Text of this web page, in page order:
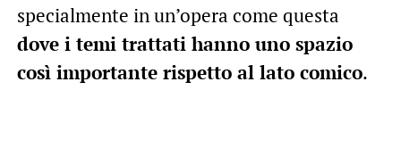
specialmente in un’opera come questa
dove i temi trattati hanno uno spazio
così importante rispetto al lato comico.